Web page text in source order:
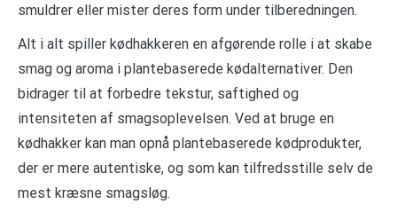
smuldrer eller mister deres form under tilberedningen.
Alt i alt spiller kødhakkeren en afgørende rolle i at skabe
smag og aroma i plantebaserede kødalternativer. Den
bidrager til at forbedre tekstur, saftighed og
intensiteten af smagsoplevelsen. Ved at bruge en
kødhakker kan man opnå plantebaserede kødprodukter,
der er mere autentiske, og som kan tilfredsstille selv de
mest kræsne smagsløg.